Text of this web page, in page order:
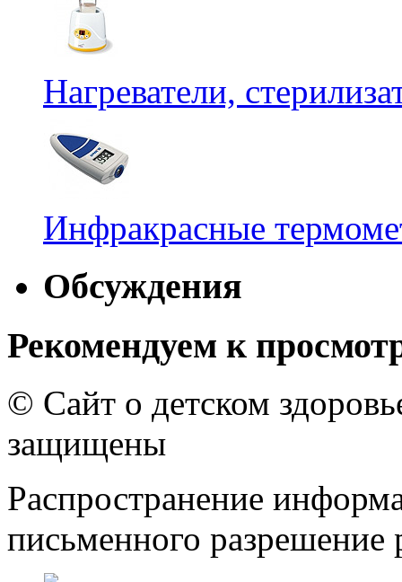
Нагреватели,
Инфракрасные
Обсуждения
Рекомендуем к
© Сайт о детском
защищены
Распространение
письменного разрешение